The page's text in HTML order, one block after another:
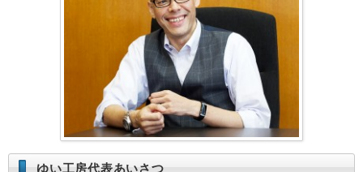
ゆい工房代表あいさつ